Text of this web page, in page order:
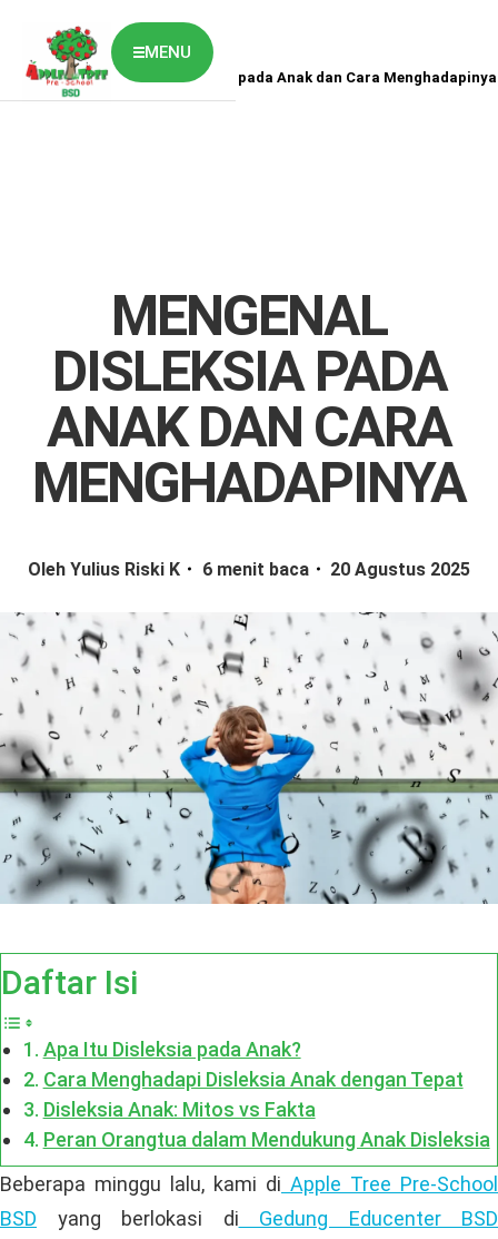
MENU
Home News Mengenal Disleksia pada Anak dan Cara Menghadapinya
MENGENAL
DISLEKSIA PADA
ANAK DAN CARA
MENGHADAPINYA
Oleh Yulius Riski K 6 menit baca 20 Agustus 2025
Daftar Isi
Apa Itu Disleksia pada Anak?
Cara Menghadapi Disleksia Anak dengan Tepat
Disleksia Anak: Mitos vs Fakta
Peran Orangtua dalam Mendukung Anak Disleksia
Beberapa minggu lalu, kami di Apple Tree Pre-School
BSD yang berlokasi di Gedung Educenter BSD